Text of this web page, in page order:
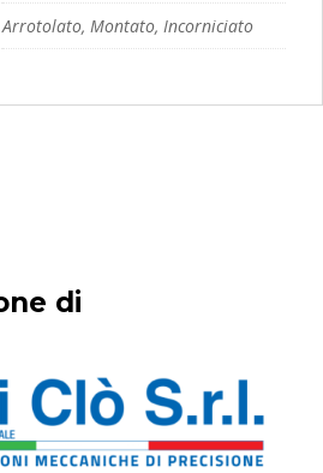
Arrotolato, Montato, Incorniciato
di